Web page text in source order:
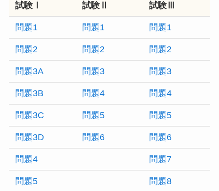
試験Ⅰ 試験Ⅱ 試験Ⅲ
問題1 問題1 問題1
問題2 問題2 問題2
問題3A 問題3 問題3
問題3B 問題4 問題4
問題3C 問題5 問題5
問題3D 問題6 問題6
問題4 問題7
問題5 問題8